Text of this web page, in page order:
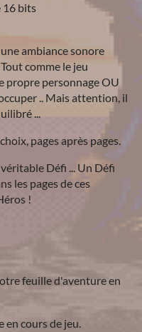
16 bits
ambiance sonore
comme le jeu
propre personnage OU
.. Mais attention, il
...
pages après pages.
Défi ... Un Défi
les pages de ces
!
feuille d'aventure en
en cours de jeu.